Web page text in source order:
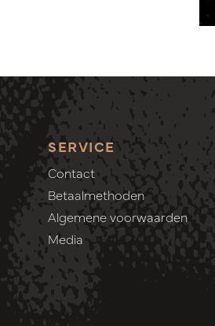
SERVICE
Contact
Betaalmethoden
Algemene voorwaarden
Media